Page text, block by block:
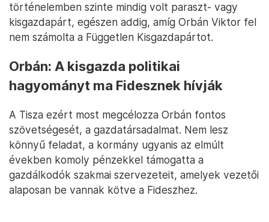
történelemben szinte mindig volt paraszt- vagy
kisgazdapárt, egészen addig, amíg Orbán Viktor fel
nem számolta a Független Kisgazdapártot.
Orbán: A kisgazda politikai
hagyományt ma Fidesznek hívják
A Tisza ezért most megcélozza Orbán fontos
szövetségesét, a gazdatársadalmat. Nem lesz
könnyű feladat, a kormány ugyanis az elmúlt
években komoly pénzekkel támogatta a
gazdálkodók szakmai szervezeteit, amelyek vezetői
alaposan be vannak kötve a Fideszhez.